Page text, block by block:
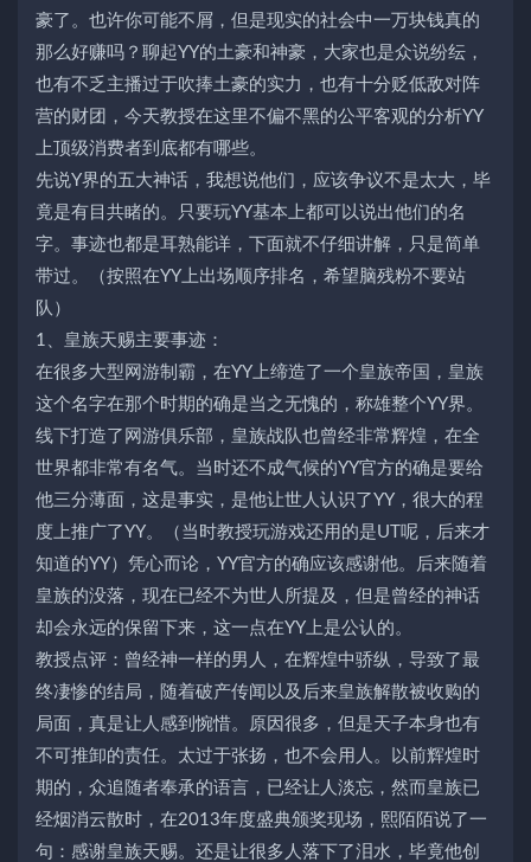
豪了。也许你可能不屑，但是现实的社会中一万块钱真的
那么好赚吗？聊起YY的土豪和神豪，大家也是众说纷纭，
也有不乏主播过于吹捧土豪的实力，也有十分贬低敌对阵
营的财团，今天教授在这里不偏不黑的公平客观的分析YY
上顶级消费者到底都有哪些。
先说Y界的五大神话，我想说他们，应该争议不是太大，毕
竟是有目共睹的。只要玩YY基本上都可以说出他们的名
字。事迹也都是耳熟能详，下面就不仔细讲解，只是简单
带过。（按照在YY上出场顺序排名，希望脑残粉不要站
队）
1、皇族天赐主要事迹：
在很多大型网游制霸，在YY上缔造了一个皇族帝国，皇族
这个名字在那个时期的确是当之无愧的，称雄整个YY界。
线下打造了网游俱乐部，皇族战队也曾经非常辉煌，在全
世界都非常有名气。当时还不成气候的YY官方的确是要给
他三分薄面，这是事实，是他让世人认识了YY，很大的程
度上推广了YY。（当时教授玩游戏还用的是UT呢，后来才
知道的YY）凭心而论，YY官方的确应该感谢他。后来随着
皇族的没落，现在已经不为世人所提及，但是曾经的神话
却会永远的保留下来，这一点在YY上是公认的。
教授点评：曾经神一样的男人，在辉煌中骄纵，导致了最
终凄惨的结局，随着破产传闻以及后来皇族解散被收购的
局面，真是让人感到惋惜。原因很多，但是天子本身也有
不可推卸的责任。太过于张扬，也不会用人。以前辉煌时
期的，众追随者奉承的语言，已经让人淡忘，然而皇族已
经烟消云散时，在2013年度盛典颁奖现场，熙陌陌说了一
句：感谢皇族天赐。还是让很多人落下了泪水，毕竟他创